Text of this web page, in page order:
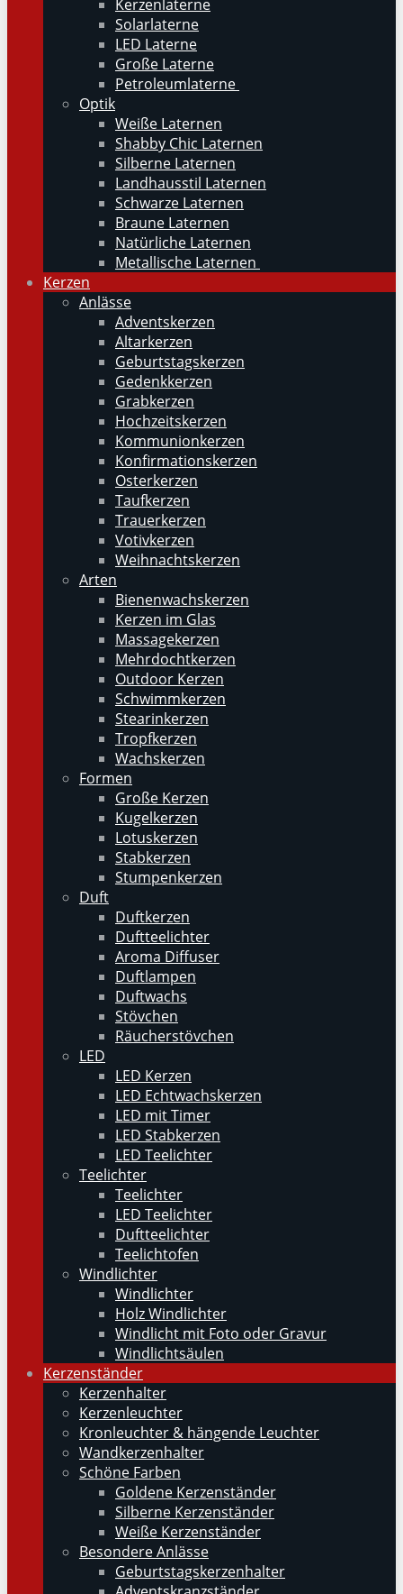
Kerzenlaterne
Solarlaterne
LED Laterne
Große Laterne
Petroleumlaterne
Optik
Weiße Laternen
Shabby Chic Laternen
Silberne Laternen
Landhausstil Laternen
Schwarze Laternen
Braune Laternen
Natürliche Laternen
Metallische Laternen
Kerzen
Anlässe
Adventskerzen
Altarkerzen
Geburtstagskerzen
Gedenkkerzen
Grabkerzen
Hochzeitskerzen
Kommunionkerzen
Konfirmationskerzen
Osterkerzen
Taufkerzen
Trauerkerzen
Votivkerzen
Weihnachtskerzen
Arten
Bienenwachskerzen
Kerzen im Glas
Massagekerzen
Mehrdochtkerzen
Outdoor Kerzen
Schwimmkerzen
Stearinkerzen
Tropfkerzen
Wachskerzen
Formen
Große Kerzen
Kugelkerzen
Lotuskerzen
Stabkerzen
Stumpenkerzen
Duft
Duftkerzen
Duftteelichter
Aroma Diffuser
Duftlampen
Duftwachs
Stövchen
Räucherstövchen
LED
LED Kerzen
LED Echtwachskerzen
LED mit Timer
LED Stabkerzen
LED Teelichter
Teelichter
Teelichter
LED Teelichter
Duftteelichter
Teelichtofen
Windlichter
Windlichter
Holz Windlichter
Windlicht mit Foto oder Gravur
Windlichtsäulen
Kerzenständer
Kerzenhalter
Kerzenleuchter
Kronleuchter & hängende Leuchter
Wandkerzenhalter
Schöne Farben
Goldene Kerzenständer
Silberne Kerzenständer
Weiße Kerzenständer
Besondere Anlässe
Geburtstagskerzenhalter